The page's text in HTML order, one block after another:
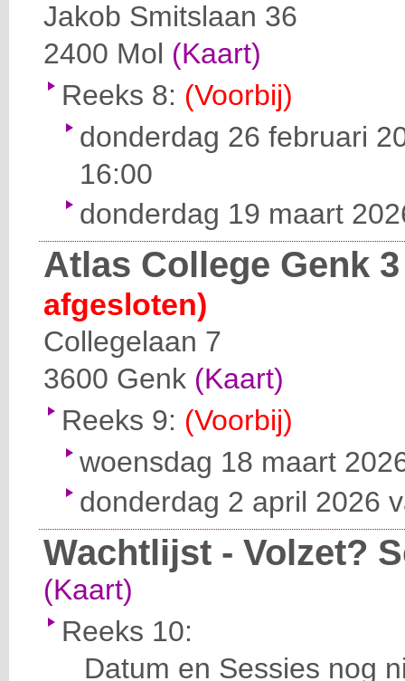
Jakob Smitslaan 36
2400 Mol (Kaart)
Reeks 8: (Voorbij)
donderdag 26 februari
16:00
donderdag 19 maart
Atlas College Genk 3
afgesloten)
Collegelaan 7
3600 Genk (Kaart)
Reeks 9: (Voorbij)
woensdag 18 maart
donderdag 2 april 2026
Wachtlijst - Volzet?
(Kaart)
Reeks 10:
Datum en Sessies nog